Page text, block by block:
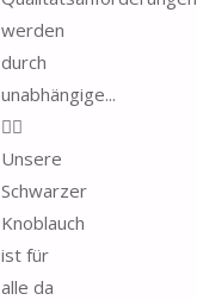
werden
durch
unabhängige...
🧘‍♂️
Unsere
Schwarzer
Knoblauch
ist für
alle da